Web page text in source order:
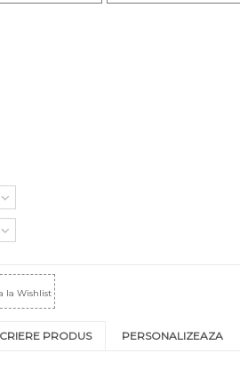
la Wishlist
PRODUS PERSONALIZEAZA